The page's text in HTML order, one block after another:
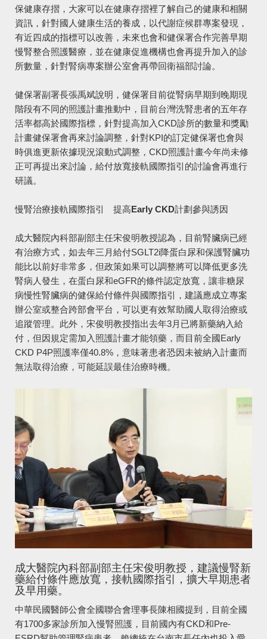
保健康存摺，大家可以在健康存摺裡了解自己的健康和相關
資訊，針對國人健康生活的養成，以代謝症候群專案發現，
有近四成的指標可以改善，未來也會和健保署合作完善早期
慢腎整合照護醫療，並在健康促進機構也會再提升加入的診
所數量，針對腎病專案辦公室會再帶回衛福部討論。
健保署副署長張禹斌說明，健保署目前從腎病早期到晚期現
階段有不同的照護計畫推動中，目前台灣洗腎患者的五年存
活率都高於國際指標，針對提高加入CKD診所的數量和獎勵
計畫健保署會再來討論調整，針對KPI的訂定健保署也會與
時俱進更新依據現況滾動式調整，CKD照護計畫今年尚未修
正可再提出來討論，給付放寬接軌國際指引的討論會再進行
研議。
慢腎治療接軌國際指引 提高Early CKD計劃參與誘因
成大醫院內科部副部主任宋俊明教授認為，目前腎臟病已經
有治療方式，如去年三月給付SGLT2i降蛋白尿和保護腎臟功
能比以前好非常多，但政策如果可以調整將可以降低更多洗
腎病人發生，在蛋白尿和eGFR的條件認定放寬，讓非糖尿
病慢性腎臟病的健保給付條件與國際指引，建議應成立專案
辦公室或整合跨部會平台，可以更有效幫助國人取得治療或
追蹤管理。此外，宋俊明教授指出去年3月已將新藥納入給
付，但因規定需加入照護計畫才能領藥，而目前全國Early
CKD P4P照護率僅40.8%，意味著患者恐因未被納入計畫而
無法取得治療，可能延誤最佳治療時機。
成大醫院內科部副部主任宋俊明教授，建議慢腎新
藥給付條件應放寬，接軌國際指引，擴大早期患者
及早用藥。
中華民國醫師公會全國聯合會理事長陳相國提到，目前全國
有1700多家診所加入慢腎照護，目前國內有CKD和Pre-